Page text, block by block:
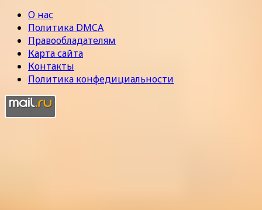
О нас
Политика DMCA
Правообладателям
Карта сайта
Контакты
Политика конфедициальности